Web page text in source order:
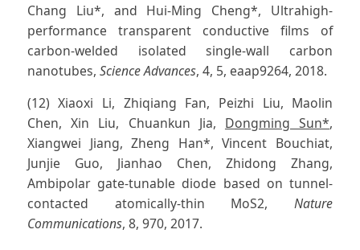
Chang Liu*, and Hui-Ming Cheng*, Ultrahigh-
performance transparent conductive films of
carbon-welded isolated single-wall carbon
nanotubes, Science Advances, 4, 5, eaap9264, 2018.
(12) Xiaoxi Li, Zhiqiang Fan, Peizhi Liu, Maolin
Chen, Xin Liu, Chuankun Jia, Dongming Sun*,
Xiangwei Jiang, Zheng Han*, Vincent Bouchiat,
Junjie Guo, Jianhao Chen, Zhidong Zhang,
Ambipolar gate-tunable diode based on tunnel-
contacted atomically-thin MoS2,Nature
Communications, 8, 970, 2017.